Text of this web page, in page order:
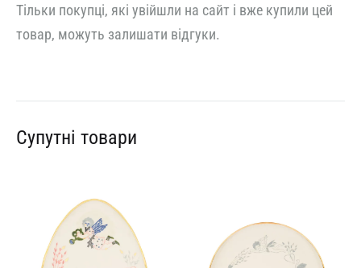
Тільки покупці, які увійшли на сайт і вже купили цей
товар, можуть залишати відгуки.
Супутні товари